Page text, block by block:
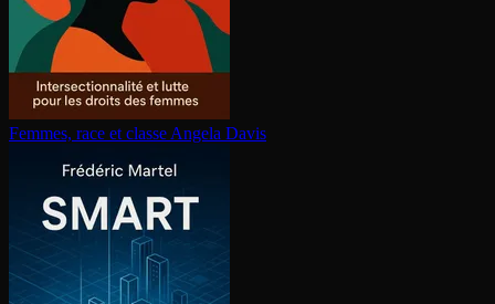
Femmes, race et classe Angela Davis